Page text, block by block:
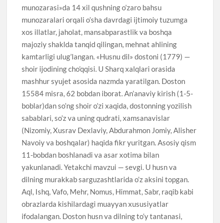
munozarasi»da 14 xil qushning o’zaro bahsu
munozaralari orqali o’sha davrdagi ijtimoiy tuzumga
xos illatlar, jaholat, mansabparastlik va boshqa
majoziy shaklda tanqid qilingan, mehnat ahlining
kamtarligi ulug’langan. «Husnu dil» dostoni (1779) —
shoir ijodining cho’qqisi. U Sharq xalqlari orasida
mashhur syujet asosida nazmda yaratilgan. Doston
15584 misra, 62 bobdan iborat. An’anaviy kirish (1-5-
boblar)dan so’ng shoir o’zi xaqida, dostonning yozilish
sabablari, so’z va uning qudrati, xamsanavislar
(Nizomiy, Xusrav Dexlaviy, Abdurahmon Jomiy, Alisher
Navoiy va boshqalar) haqida fikr yuritgan. Asosiy qism
11-bobdan boshlanadi va asar xotima bilan
yakunlanadi. Yetakchi mavzui — sevgi. U husn va
dilning murakkab sarguzashtlarida o’z aksini topgan.
Aql, Ishq, Vafo, Mehr, Nomus, Himmat, Sabr, raqib kabi
obrazlarda kishilardagi muayyan xususiyatlar
ifodalangan. Doston husn va dilning to’y tantanasi,